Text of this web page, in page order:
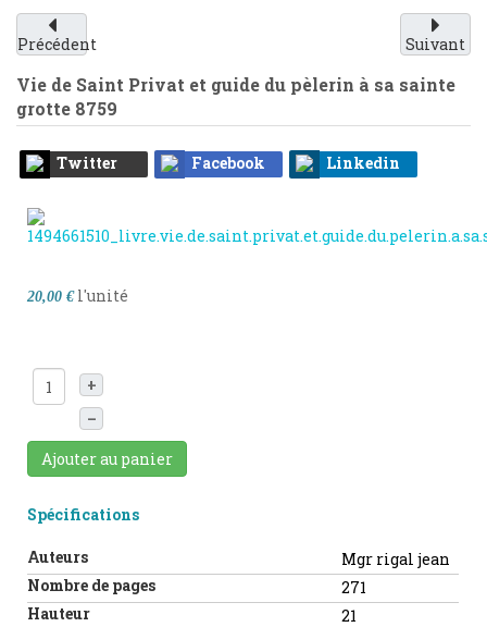
Précédent Suivant
Vie de Saint Privat et guide du pèlerin à sa sainte
grotte 8759
Twitter Facebook Linkedin
20,00 € l'unité
+
–
Ajouter au panier
Spécifications
Auteurs
Mgr rigal jean
Nombre de pages
271
Hauteur
21